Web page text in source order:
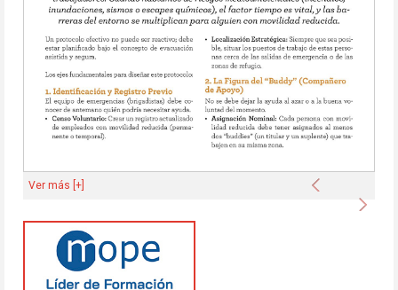
Anterior
Ver más [+]